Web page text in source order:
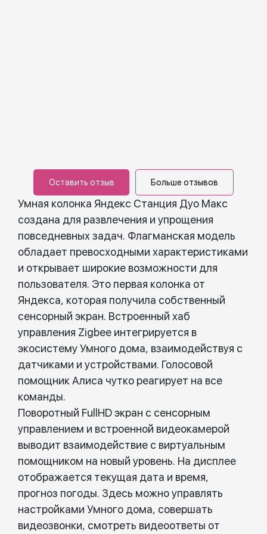
Оставить отзыв Больше отзывов
Умная колонка Яндекс Станция Дуо Макс
создана для развлечения и упрощения
повседневных задач. Флагманская модель
обладает превосходными характеристиками
и открывает широкие возможности для
пользователя. Это первая колонка от
Яндекса, которая получила собственный
сенсорный экран. Встроенный хаб
управления Zigbee интегрируется в
экосистему Умного дома, взаимодействуя с
датчиками и устройствами. Голосовой
помощник Алиса чутко реагирует на все
команды.
Поворотный FullHD экран с сенсорным
управлением и встроенной видеокамерой
выводит взаимодействие с виртуальным
помощником на новый уровень. На дисплее
отображается текущая дата и время,
прогноз погоды. Здесь можно управлять
настройками Умного дома, совершать
видеозвонки, смотреть видеоответы от